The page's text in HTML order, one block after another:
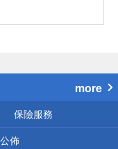
more
保險服務
佈